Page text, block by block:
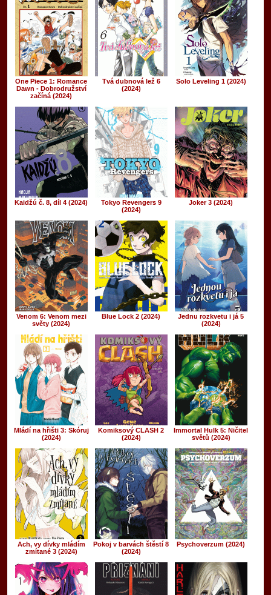
One Piece 1: Romance
Dawn - Dobrodružství
začíná (2024)
Tvá dubnová lež 6
(2024)
Solo Leveling 1 (2024)
Kaidžú č. 8, díl 4 (2024)
Tokyo Revengers 9
(2024)
Joker 3 (2024)
Venom 6: Venom mezi
světy (2024)
Blue Lock 2 (2024)
Jednu rozkvetu i já 5
(2024)
Mládí na hřišti 3: Skóruj
(2024)
Komiksový CLASH 2
(2024)
Immortal Hulk 5: Ničitel
světů (2024)
Ach, vy dívky mládím
zmítané 3 (2024)
Pokoj v barvách štěstí 8
(2024)
Psychoverzum (2024)